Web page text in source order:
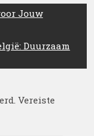
Jouw
Duurzaam
Vereiste